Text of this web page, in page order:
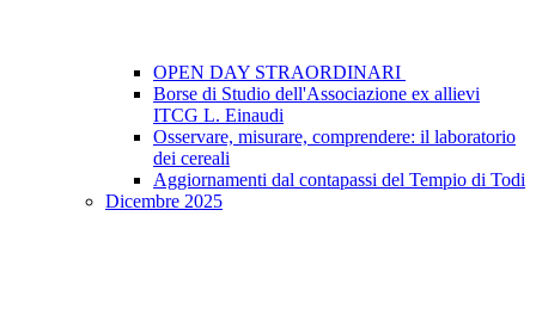
OPEN DAY STRAORDINARI
Borse di Studio dell'Associazione ex allievi
ITCG L. Einaudi
Osservare, misurare, comprendere: il laboratorio
dei cereali
Aggiornamenti dal contapassi del Tempio di Todi
Dicembre 2025